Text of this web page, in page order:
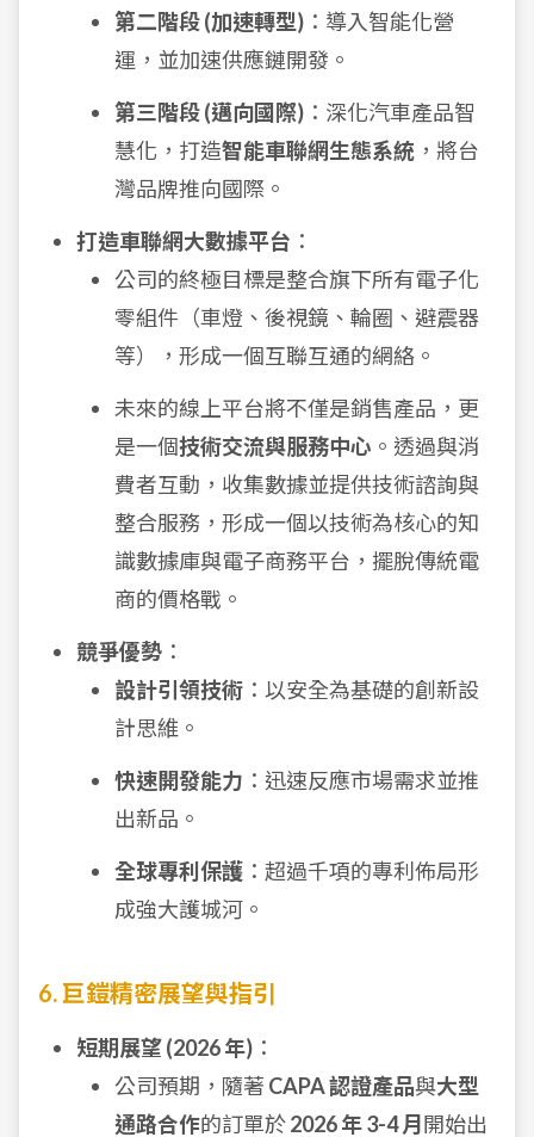
第二階段 (加速轉型) ：導入智能化營
運，並加速供應鏈開發。
第三階段 (邁向國際) ：深化汽車產品智
慧化，打造智能車聯網生態系統 ，將台
灣品牌推向國際。
打造車聯網大數據平台 ：
公司的終極目標是整合旗下所有電子化
零組件（車燈、後視鏡、輪圈、避震器
等），形成一個互聯互通的網絡。
未來的線上平台將不僅是銷售產品，更
是一個技術交流與服務中心 。透過與消
費者互動，收集數據並提供技術諮詢與
整合服務，形成一個以技術為核心的知
識數據庫與電子商務平台，擺脫傳統電
商的價格戰。
競爭優勢 ：
設計引領技術 ：以安全為基礎的創新設
計思維。
快速開發能力 ：迅速反應市場需求並推
出新品。
全球專利保護 ：超過千項的專利佈局形
成強大護城河。
6. 巨鎧精密展望與指引
短期展望 (2026 年) ：
公司預期，隨著 CAPA 認證產品與大型
通路合作的訂單於2026 年 3-4 月 開始出